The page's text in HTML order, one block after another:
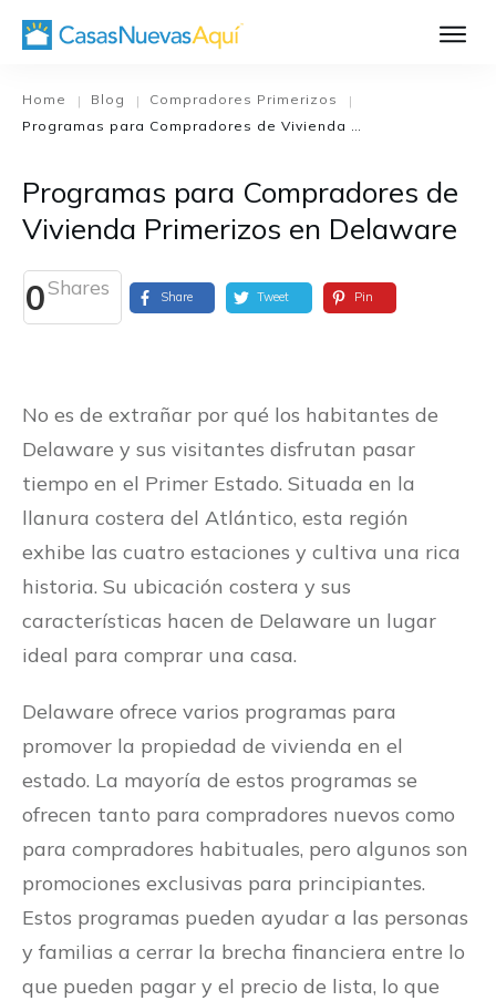
El Proceso de
Home | Blog | Compradores Primerizos
|
Programas para Compradores de Vivienda Primerizos en Delaware
Programas para Compradores de
Vivienda Primerizos en Delaware
0Shares Share Tweet Pin
No es de extrañar por qué los habitantes de
Delaware y sus visitantes disfrutan pasar
tiempo en el Primer Estado. Situada en la
llanura costera del Atlántico, esta región
exhibe las cuatro estaciones y cultiva una rica
historia. Su ubicación costera y sus
características hacen de Delaware un lugar
ideal para comprar una casa.
Delaware ofrece varios programas para
promover la propiedad de vivienda en el
estado. La mayoría de estos programas se
ofrecen tanto para compradores nuevos como
para compradores habituales, pero algunos son
promociones exclusivas para principiantes.
Estos programas pueden ayudar a las personas
y familias a cerrar la brecha financiera entre lo
que pueden pagar y el precio de lista, lo que